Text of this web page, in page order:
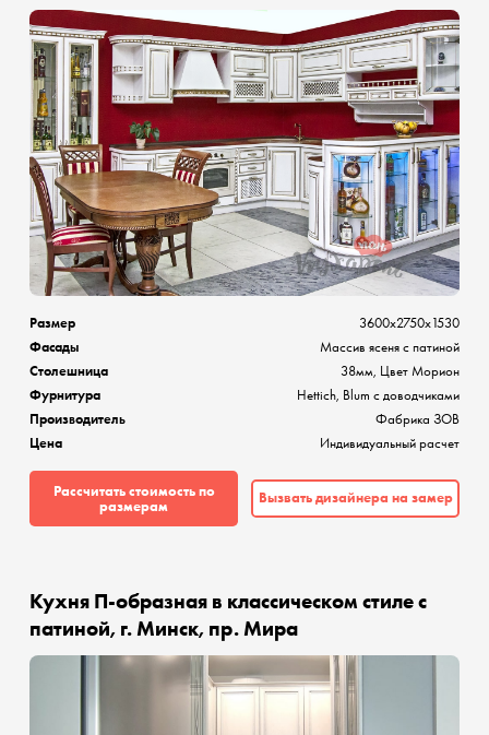
Размер
3600х2750х1530
Фасады
Массив ясеня с патиной
Столешница
38мм, Цвет Морион
Фурнитура
Hettich, Blum с доводчиками
Производитель
Фабрика ЗОВ
Цена
Индивидуальный расчет
Рассчитать стоимость по
размерам
Вызвать дизайнера на замер
Кухня П-образная в классическом стиле с
патиной, г. Минск, пр. Мира